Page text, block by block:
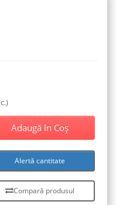
Adaugă în Coş
Alertă cantitate
Compară produsul